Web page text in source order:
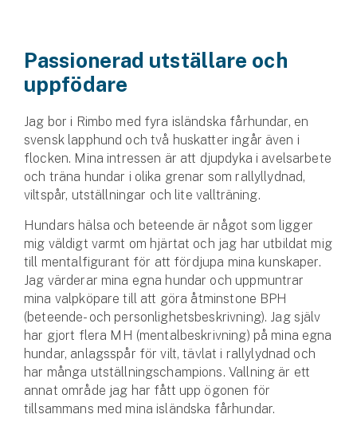
Sportfiskarna
Djur
Hundförsäkring
Jakthundsförsäkring
Kattförsäkring
Djurförsäkring
Hem & hus
Hemförsäkring
Villaförsäkring
Bostadsrättsförsäkring
Hyresrättsförsäkring
Passionerad utställare och
uppfödare
Jag bor i Rimbo med fyra isländska fårhundar, en
svensk lapphund och två huskatter ingår även i
flocken. Mina intressen är att djupdyka i avelsarbete
och träna hundar i olika grenar som rallyllydnad,
viltspår, utställningar och lite vallträning.
Hundars hälsa och beteende är något som ligger
mig väldigt varmt om hjärtat och jag har utbildat mig
till mentalfigurant för att fördjupa mina kunskaper.
Jag värderar mina egna hundar och uppmuntrar
mina valpköpare till att göra åtminstone BPH
(beteende- och personlighetsbeskrivning). Jag själv
har gjort flera MH (mentalbeskrivning) på mina egna
hundar, anlagsspår för vilt, tävlat i rallylydnad och
har många utställningschampions. Vallning är ett
annat område jag har fått upp ögonen för
tillsammans med mina isländska fårhundar.